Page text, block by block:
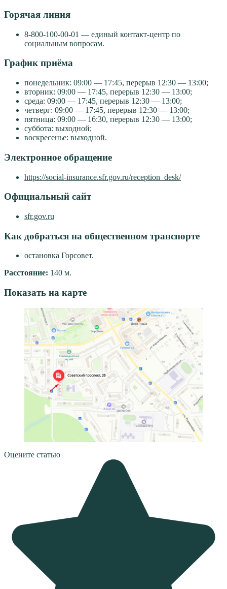
Горячая линия
8-800-100-00-01 — единый контакт-центр по
социальным вопросам.
График приёма
понедельник: 09:00 — 17:45, перерыв 12:30 — 13:00;
вторник: 09:00 — 17:45, перерыв 12:30 — 13:00;
среда: 09:00 — 17:45, перерыв 12:30 — 13:00;
четверг: 09:00 — 17:45, перерыв 12:30 — 13:00;
пятница: 09:00 — 16:30, перерыв 12:30 — 13:00;
суббота: выходной;
воскресенье: выходной.
Электронное обращение
https://social-insurance.sfr.gov.ru/reception_desk/
Официальный сайт
sfr.gov.ru
Как добраться на общественном транспорте
остановка Горсовет.
Расстояние: 140 м.
Показать на карте
Оцените статью